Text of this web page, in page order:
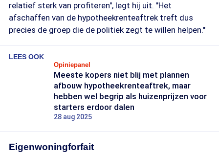
relatief sterk van profiteren", legt hij uit. "Het
afschaffen van de hypotheekrenteaftrek treft dus
precies de groep die de politiek zegt te willen helpen."
LEES OOK
Opiniepanel
Meeste kopers niet blij met plannen
afbouw hypotheekrenteaftrek, maar
hebben wel begrip als huizenprijzen voor
starters erdoor dalen
28 aug 2025
Eigenwoningforfait